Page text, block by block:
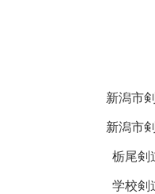
新潟市
新潟市
栃尾剣
学校剣